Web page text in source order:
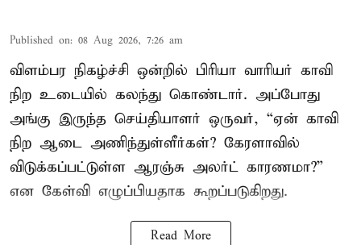
Published on: 08 Aug 2026, 7:26 am
விளம்பர நிகழ்ச்சி ஒன்றில் பிரியா வாரியர் காவி
நிற உடையில் கலந்து கொண்டார். அப்போது
அங்கு இருந்த செய்தியாளர் ஒருவர், “ஏன் காவி
நிற ஆடை அணிந்துள்ளீர்கள்? கேரளாவில்
விடுக்கப்பட்டுள்ள ஆரஞ்சு அலர்ட் காரணமா?”
என கேள்வி எழுப்பியதாக கூறப்படுகிறது.
Read More